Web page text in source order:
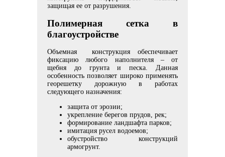
защищая ее от разрушения.
Полимерная сетка в
благоустройстве
Объемная конструкция обеспечивает
фиксацию любого наполнителя – от
щебня до грунта и песка. Данная
особенность позволяет широко применять
георешетку дорожную в работах
следующего назначения:
защита от эрозии;
укрепление берегов прудов, рек;
формирование ландшафта парков;
имитация русел водоемов;
обустройство конструкций
армогрунт.